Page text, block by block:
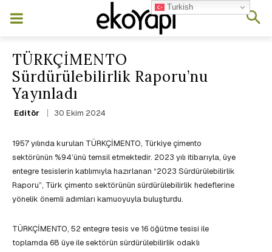
TÜRKÇİMENTO
Sürdürülebilirlik Raporu’nu
Yayınladı
Editör 30 Ekim 2024
1957 yılında kurulan TÜRKÇİMENTO, Türkiye çimento
sektörünün %94’ünü temsil etmektedir. 2023 yılı itibarıyla, üye
entegre tesislerin katılımıyla hazırlanan “2023 Sürdürülebilirlik
Raporu”, Türk çimento sektörünün sürdürülebilirlik hedeflerine
yönelik önemli adımları kamuoyuyla buluşturdu.
TÜRKÇİMENTO, 52 entegre tesis ve 16 öğütme tesisi ile
toplamda 68 üye ile sektörün sürdürülebilirlik odaklı
Turkish